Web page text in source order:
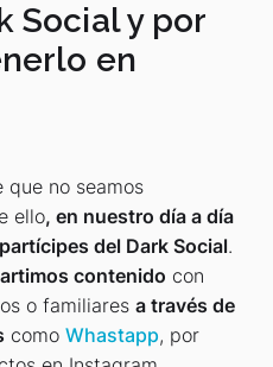
Social y por
en
que no seamos
ello, en nuestro día a día
del Dark Social.
contenido con
o familiares a través de
como Whastapp, por